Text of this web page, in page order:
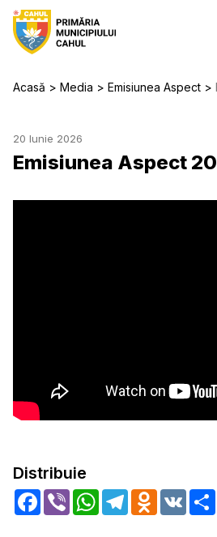
Acasă Media Emisiunea Aspect
20 Iunie 2026
Emisiunea Aspect
Distribuie
Facebook
Viber WhatsApp
Telegram VK